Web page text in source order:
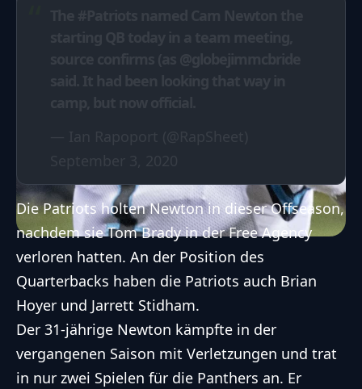
Die Patriots holten Newton in dieser Offseason,
nachdem sie Tom Brady in der Free Agency
verloren hatten. An der Position des
Quarterbacks haben die Patriots auch Brian
Hoyer und Jarrett Stidham.
Der 31-jährige Newton kämpfte in der
vergangenen Saison mit Verletzungen und trat
in nur zwei Spielen für die Panthers an. Er